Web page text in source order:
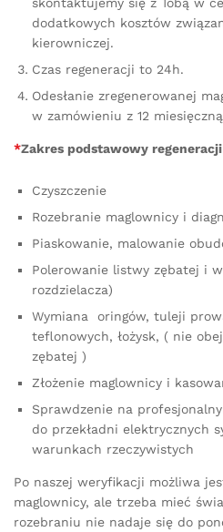
dodatkowych kosztów
kierowniczej.
Czas regeneracji to 24h.
Odesłanie zregenerowanej
w zamówieniu z 12
*Zakres podstawowy
Czyszczenie
Rozebranie maglownicy i
Piaskowanie, malowanie
Polerowanie listwy zębatej i
rozdzielacza)
Wymiana oringów, tuleji
teflonowych, łożysk, ( nie
zębatej )
Złożenie maglownicy i
Sprawdzenie na
do przekładni elektrycznych
warunkach rzeczywistych
Po naszej weryfikacji możliwa
maglownicy, ale trzeba mieć
rozebraniu nie nadaje się do